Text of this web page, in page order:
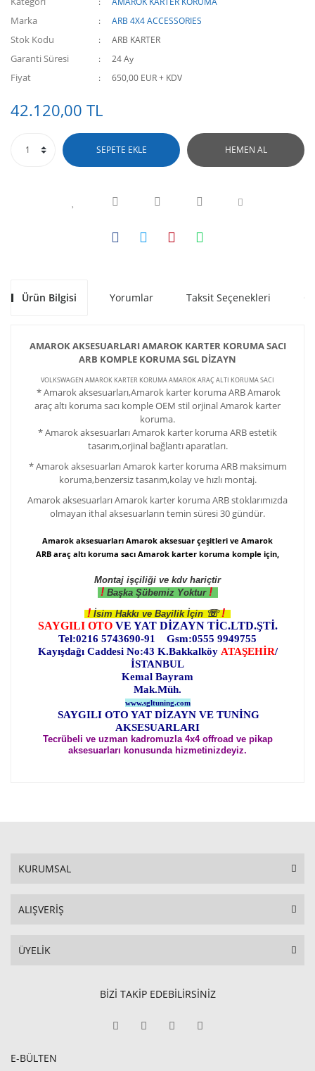
Marka ARB 4X4 ACCESSORIES
Stok Kodu ARB KARTER
Garanti Süresi 24 Ay
Fiyat 650,00 EUR + KDV
42.120,00 TL
SEPETE EKLE HEMEN AL
Ürün Bilgisi Yorumlar Taksit Seçenekleri
AMAROK AKSESUARLARI AMAROK KARTER KORUMA SACI
ARB KOMPLE KORUMA SGL DİZAYN
VOLKSWAGEN AMAROK KARTER KORUMA AMAROK ARAÇ ALTI KORUMA SACI
* Amarok aksesuarları,Amarok karter koruma ARB Amarok
araç altı koruma sacı komple OEM stil orjinal Amarok karter
koruma.
*Amarok aksesuarlarıAmarok karter koruma ARB estetik
tasarım,orjinal bağlantı aparatları.
*Amarok aksesuarlarıAmarok karter koruma ARB maksimum
koruma,benzersiz tasarım,kolay ve hızlı montaj.
Amarok aksesuarlarıAmarok karter koruma ARB stoklarımızda
olmayan ithal aksesuarların temin süresi 30 gündür.
Amarok aksesuarları Amarok aksesuar çeşitleri ve Amarok
ARB araç altı koruma sacı Amarok karter koruma komple için,
Montaj işçiliği ve kdv hariçtir
! Başka Şübemiz Yoktur !
! İsim Hakkı ve Bayilik İçin☏ !
SAYGILI OTOVE YAT DİZAYN TİC.LTD.ŞTİ.
Tel:0216 5743690-91 Gsm:0555 9949755
Kayışdağı Caddesi No:43 K.Bakkalköy ATAŞEHİR/
İSTANBUL
Kemal Bayram
Mak.Müh.
www.sgltuning.com
SAYGILI OTO YAT DİZAYN VE TUNİNG
AKSESUARLARI
Tecrübeli ve uzman kadromuzla 4x4 offroad ve pikap
aksesuarları konusunda hizmetinizdeyiz.
KURUMSAL
ALIŞVERİŞ
ÜYELİK
BİZİ TAKİP EDEBİLİRSİNİZ
E-BÜLTEN